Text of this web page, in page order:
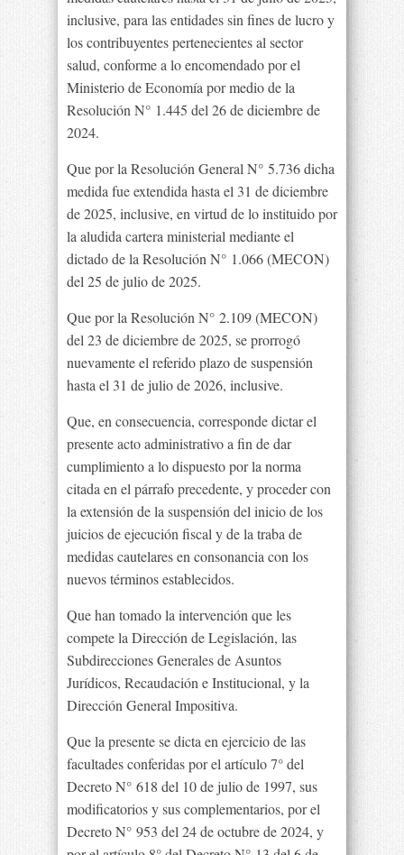
inclusive, para las entidades sin fines de lucro y
los contribuyentes pertenecientes al sector
salud, conforme a lo encomendado por el
Ministerio de Economía por medio de la
Resolución N° 1.445 del 26 de diciembre de
2024.
Que por la Resolución General N° 5.736 dicha
medida fue extendida hasta el 31 de diciembre
de 2025, inclusive, en virtud de lo instituido por
la aludida cartera ministerial mediante el
dictado de la Resolución N° 1.066 (MECON)
del 25 de julio de 2025.
Que por la Resolución N° 2.109 (MECON)
del 23 de diciembre de 2025, se prorrogó
nuevamente el referido plazo de suspensión
hasta el 31 de julio de 2026, inclusive.
Que, en consecuencia, corresponde dictar el
presente acto administrativo a fin de dar
cumplimiento a lo dispuesto por la norma
citada en el párrafo precedente, y proceder con
la extensión de la suspensión del inicio de los
juicios de ejecución fiscal y de la traba de
medidas cautelares en consonancia con los
nuevos términos establecidos.
Que han tomado la intervención que les
compete la Dirección de Legislación, las
Subdirecciones Generales de Asuntos
Jurídicos, Recaudación e Institucional, y la
Dirección General Impositiva.
Que la presente se dicta en ejercicio de las
facultades conferidas por el artículo 7° del
Decreto N° 618 del 10 de julio de 1997, sus
modificatorios y sus complementarios, por el
Decreto N° 953 del 24 de octubre de 2024, y